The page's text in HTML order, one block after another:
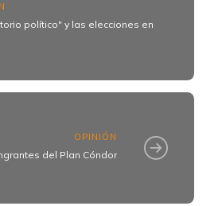
político" y las elecciones en
OPINIÓN
del Plan Cóndor